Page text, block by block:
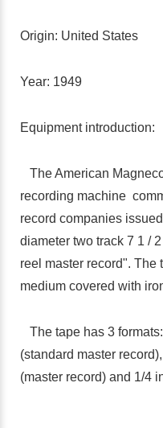
Origin: United States
Year: 1949
Equipment introduction:
The American
recording machine
record companies
diameter two track 7 1 /
reel master record". The
medium covered with
The tape has 3
(standard master
(master record) and 1/4